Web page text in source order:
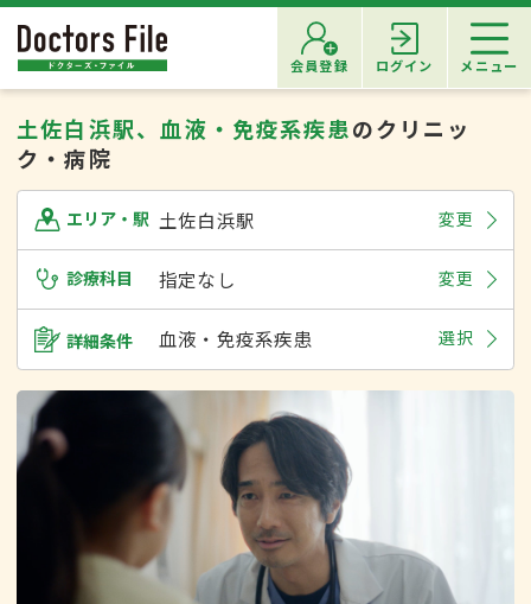
会員登録 ログイン メニュー
土佐白浜駅、血液・免疫系疾患のクリニッ
ク・病院
エリア・駅 土佐白浜駅 変更
診療科目 指定なし 変更
詳細条件 血液・免疫系疾患 選択